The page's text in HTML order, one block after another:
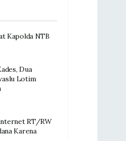
Kapolda NTB
Dua
Lotim
RT/RW
Karena